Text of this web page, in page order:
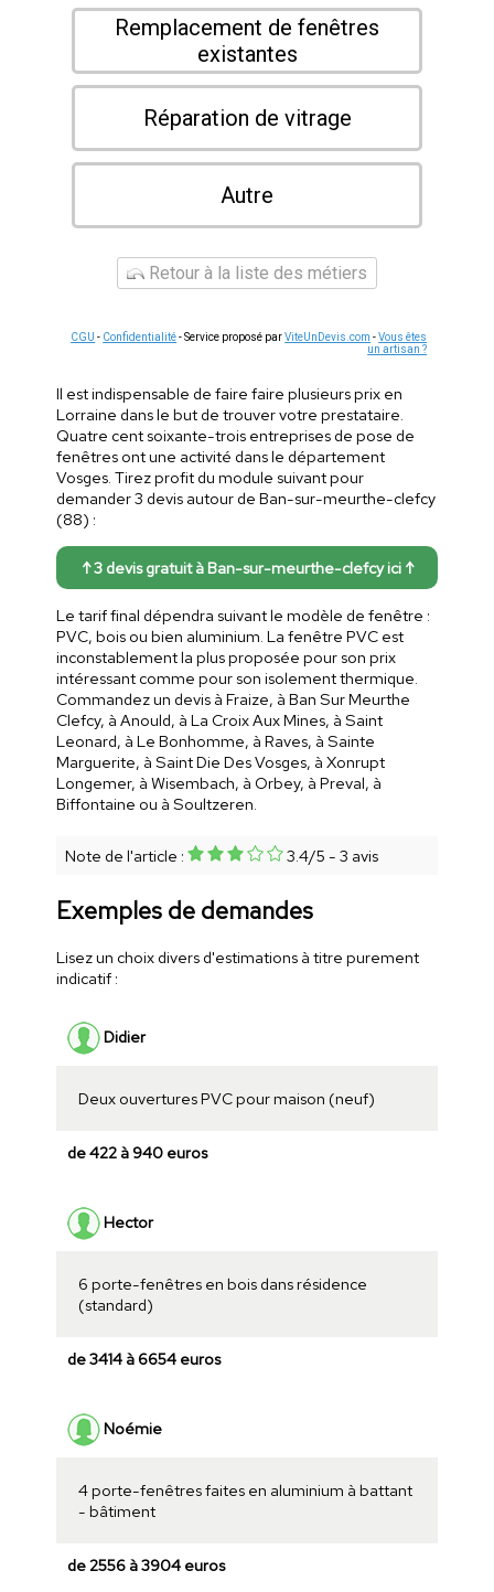
Remplacement de fenêtres
existantes
Réparation de vitrage
Autre
Retour à la liste des métiers
CGU - Confidentialité- Service proposé parViteUnDevis.com -Vous êtes
un artisan ?
Il est indispensable de faire faire plusieurs prix en
Lorraine dans le but de trouver votre prestataire.
Quatre cent soixante-trois entreprises de pose de
fenêtres ont une activité dans le département
Vosges. Tirez profit du module suivant pour
demander 3 devis autour de Ban-sur-meurthe-clefcy
(88) :
↑ 3 devis gratuit à Ban-sur-meurthe-clefcy ici ↑
Le tarif final dépendra suivant le modèle de fenêtre :
PVC, bois ou bien aluminium. La fenêtre PVC est
inconstablement la plus proposée pour son prix
intéressant comme pour son isolement thermique.
Commandez un devis à Fraize, à Ban Sur Meurthe
Clefcy, à Anould, à La Croix Aux Mines, à Saint
Leonard, à Le Bonhomme, à Raves, à Sainte
Marguerite, à Saint Die Des Vosges, à Xonrupt
Longemer, à Wisembach, à Orbey, à Preval, à
Biffontaine ou à Soultzeren.
Note de l'article : 3.4/5 - 3 avis
Exemples de demandes
Lisez un choix divers d'estimations à titre purement
indicatif :
Didier
Deux ouvertures PVC pour maison (neuf)
de 422 à 940 euros
Hector
6 porte-fenêtres en bois dans résidence
(standard)
de 3414 à 6654 euros
Noémie
4 porte-fenêtres faites en aluminium à battant
- bâtiment
de 2556 à 3904 euros